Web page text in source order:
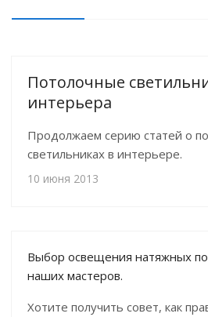
Потолочные
интерьера
Продолжаем серию статей о
светильниках в интерьере.
10 июня 2013
Выбор освещения натяжных
наших мастеров.
Хотите получить совет, как